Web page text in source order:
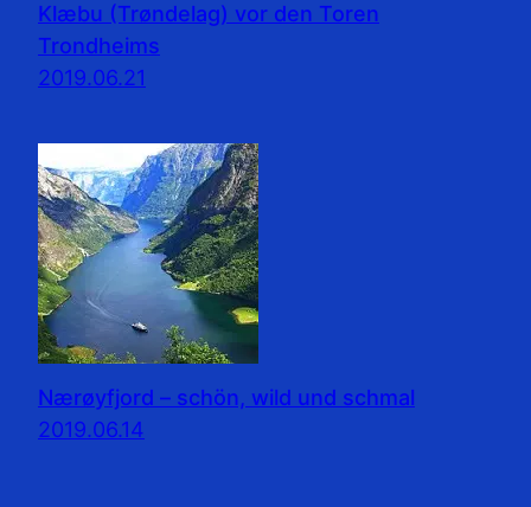
Klæbu (Trøndelag) vor den Toren
Trondheims
2019.06.21
Nærøyfjord – schön, wild und schmal
2019.06.14